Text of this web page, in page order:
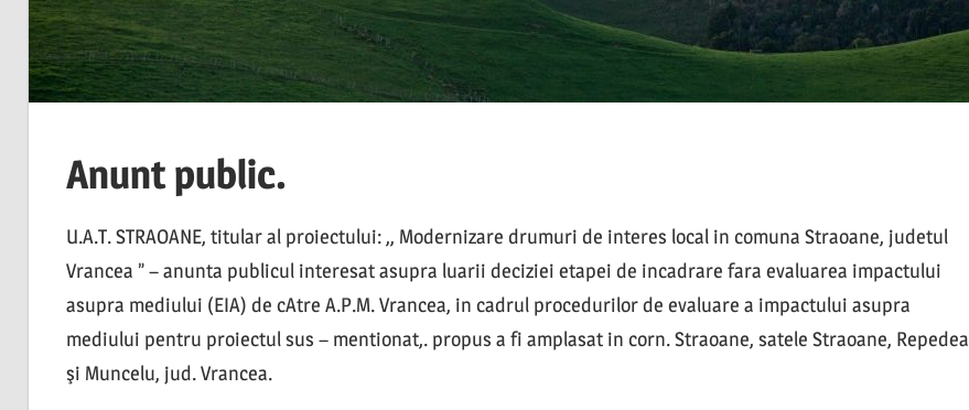
Anunt public.
U.A.T. STRAOANE, titular al proiectului: ,, Modernizare drumuri de interes local in comuna Straoane, judetul
Vrancea ” – anunta publicul interesat asupra luarii deciziei etapei de incadrare fara evaluarea impactului
asupra mediului (EIA) de cAtre A.P.M. Vrancea, in cadrul procedurilor de evaluare a impactului asupra
mediului pentru proiectul sus – mentionat,. propus a fi amplasat in corn. Straoane, satele Straoane, Repedea
şi Muncelu, jud. Vrancea.